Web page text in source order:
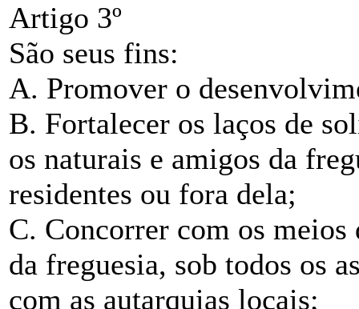
Artigo 3º
São seus fins:
A. Promover o
B. Fortalecer os laços de
os naturais e amigos da
residentes ou fora dela;
C. Concorrer com os
da freguesia, sob todos os
com as autarquias locais;